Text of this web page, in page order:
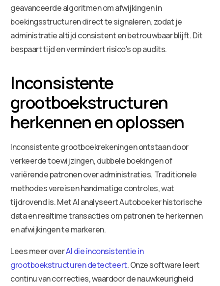
geavanceerde algoritmen om afwijkingen in
boekingsstructuren direct te signaleren, zodat je
administratie altijd consistent en betrouwbaar blijft. Dit
bespaart tijd en vermindert risico’s op audits.
Inconsistente
grootboekstructuren
herkennen en oplossen
Inconsistente grootboekrekeningen ontstaan door
verkeerde toewijzingen, dubbele boekingen of
variërende patronen over administraties. Traditionele
methodes vereisen handmatige controles, wat
tijdrovend is. Met AI analyseert Autoboeker historische
data en realtime transacties om patronen te herkennen
en afwijkingen te markeren.
Lees meer overAI die inconsistentie in
grootboekstructuren detecteert. Onze software leert
continu van correcties, waardoor de nauwkeurigheid